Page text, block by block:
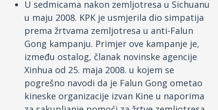
U sedmicama nakon zemljotresa u Sichuanu
u maju 2008. KPK je usmjerila dio simpatija
prema žrtvama zemljotresa u anti-Falun
Gong kampanju. Primjer ove kampanje je,
između ostalog, članak novinske agencije
Xinhua od 25. maja 2008. u kojem se
pogrešno navodi da je Falun Gong ometao
kineske organizacije izvan Kine u naporima